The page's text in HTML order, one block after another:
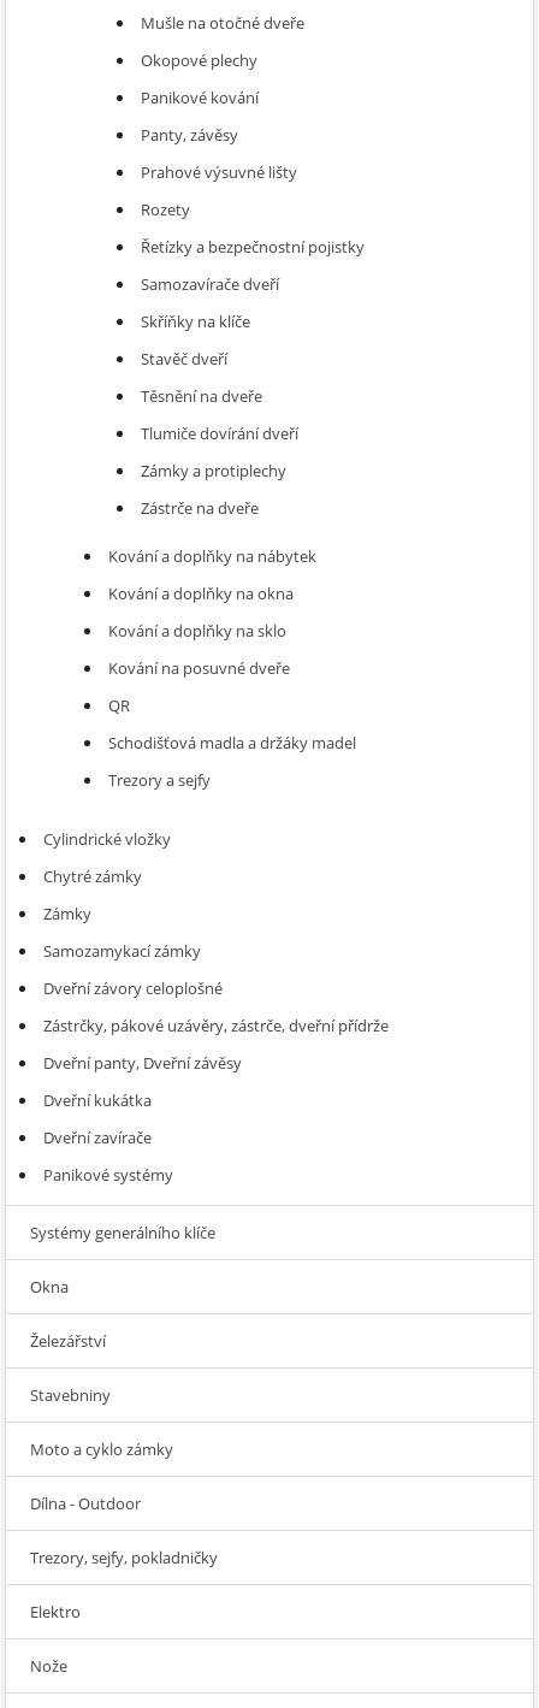
Mušle na otočné dveře
Okopové plechy
Panikové kování
Panty, závěsy
Prahové výsuvné lišty
Rozety
Řetízky a bezpečnostní pojistky
Samozavírače dveří
Skříňky na klíče
Stavěč dveří
Těsnění na dveře
Tlumiče dovírání dveří
Zámky a protiplechy
Zástrče na dveře
Kování a doplňky na nábytek
Kování a doplňky na okna
Kování a doplňky na sklo
Kování na posuvné dveře
QR
Schodišťová madla a držáky madel
Trezory a sejfy
Cylindrické vložky
Chytré zámky
Zámky
Samozamykací zámky
Dveřní závory celoplošné
Zástrčky, pákové uzávěry, zástrče, dveřní přídrže
Dveřní panty, Dveřní závěsy
Dveřní kukátka
Dveřní zavírače
Panikové systémy
Systémy generálního klíče
Okna
Železářství
Stavebniny
Moto a cyklo zámky
Dílna - Outdoor
Trezory, sejfy, pokladničky
Elektro
Nože